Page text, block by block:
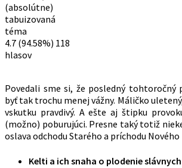
(absolútne)
tabuizovaná
téma
4.7 (94.58%) 118
hlasov
Povedali sme si, že posledný tohtoročný
byť tak trochu menej vážny. Máličko
vskutku pravdivý. A ešte aj štipku
(možno) poburujúci. Presne taký totiž
oslava odchodu Starého a príchodu Nového
Kelti a ich snaha o plodenie